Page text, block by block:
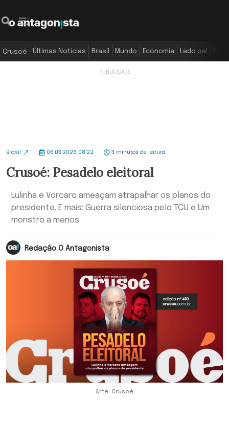
Crusoé Últimas Notícias Brasil Mundo Economia Lado oa!
Brasil 06.03.2026 08:22 3 minutos de leitura
Crusoé: Pesadelo eleitoral
Lulinha e Vorcaro ameaçam atrapalhar os planos do
presidente. E mais: Guerra silenciosa pelo TCU e Um
monstro a menos
Redação O Antagonista
Arte: Crusoé